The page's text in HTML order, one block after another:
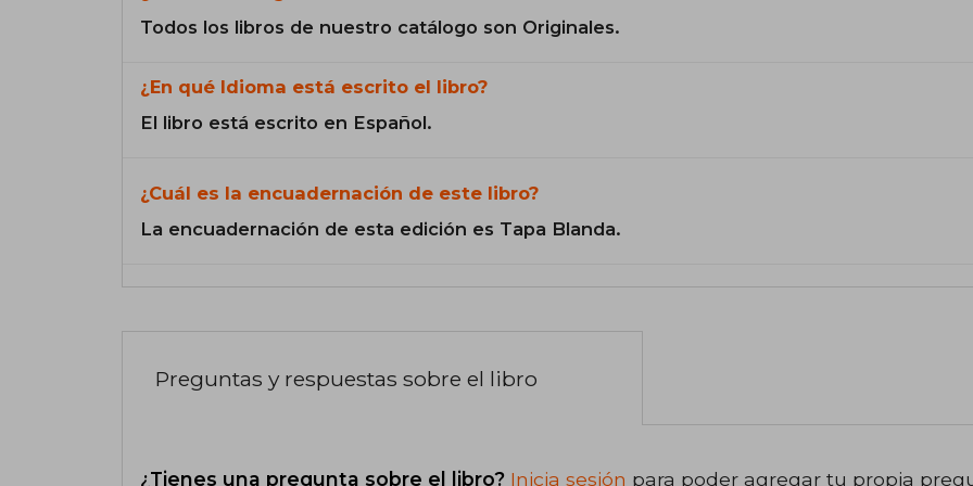
Todos los libros de nuestro catálogo son Originales.
¿En qué Idioma está escrito el libro?
El libro está escrito en Español.
¿Cuál es la encuadernación de este libro?
La encuadernación de esta edición es Tapa Blanda.
Preguntas y respuestas sobre el libro
¿Tienes una pregunta sobre el libro? Inicia sesión para poder agregar tu propia